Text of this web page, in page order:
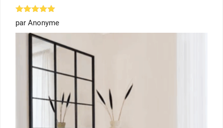
Note
sur 5
par Anonyme